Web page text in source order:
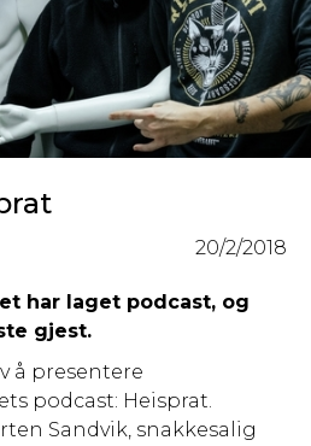
20/2/2018
har laget podcast, og
gjest.
å presentere
podcast: Heisprat.
Sandvik, snakkesalig